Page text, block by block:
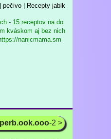
pečivo | Recepty jablk
- 15 receptov na do
kváskom aj bez nich
nanicmama.sm
-2 >